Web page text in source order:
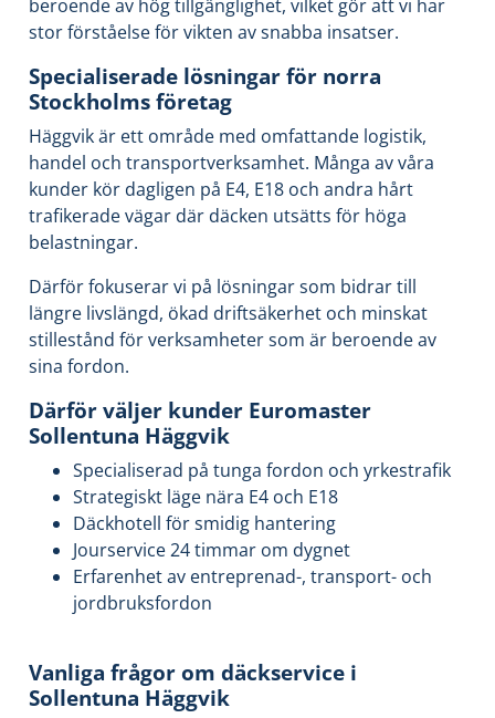
beroende av hög tillgänglighet, vilket gör att vi har
stor förståelse för vikten av snabba insatser.
Specialiserade lösningar för norra
Stockholms företag
Häggvik är ett område med omfattande logistik,
handel och transportverksamhet. Många av våra
kunder kör dagligen på E4, E18 och andra hårt
trafikerade vägar där däcken utsätts för höga
belastningar.
Därför fokuserar vi på lösningar som bidrar till
längre livslängd, ökad driftsäkerhet och minskat
stillestånd för verksamheter som är beroende av
sina fordon.
Därför väljer kunder Euromaster
Sollentuna Häggvik
Specialiserad på tunga fordon och yrkestrafik
Strategiskt läge nära E4 och E18
Däckhotell för smidig hantering
Jourservice 24 timmar om dygnet
Erfarenhet av entreprenad-, transport- och
jordbruksfordon
Vanliga frågor om däckservice i
Sollentuna Häggvik